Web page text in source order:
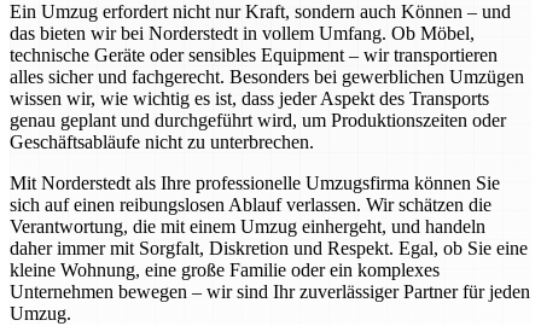
Ein Umzug erfordert nicht nur Kraft, sondern auch Können – und
das bieten wir bei Norderstedt in vollem Umfang. Ob Möbel,
technische Geräte oder sensibles Equipment – wir transportieren
alles sicher und fachgerecht. Besonders bei gewerblichen Umzügen
wissen wir, wie wichtig es ist, dass jeder Aspekt des Transports
genau geplant und durchgeführt wird, um Produktionszeiten oder
Geschäftsabläufe nicht zu unterbrechen.
Mit Norderstedt als Ihre professionelle Umzugsfirma können Sie
sich auf einen reibungslosen Ablauf verlassen. Wir schätzen die
Verantwortung, die mit einem Umzug einhergeht, und handeln
daher immer mit Sorgfalt, Diskretion und Respekt. Egal, ob Sie eine
kleine Wohnung, eine große Familie oder ein komplexes
Unternehmen bewegen – wir sind Ihr zuverlässiger Partner für jeden
Umzug.